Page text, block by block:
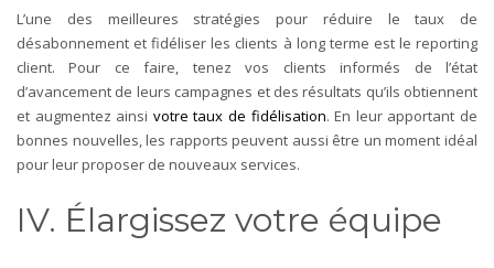
L’une des meilleures stratégies pour réduire le taux de
désabonnement et fidéliser les clients à long terme est le reporting
client. Pour ce faire, tenez vos clients informés de l’état
d’avancement de leurs campagnes et des résultats qu’ils obtiennent
et augmentez ainsi votre taux de fidélisation. En leur apportant de
bonnes nouvelles, les rapports peuvent aussi être un moment idéal
pour leur proposer de nouveaux services.
IV. Élargissez votre équipe